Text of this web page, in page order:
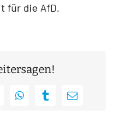
für die AfD.
WhatsAppTumblrE-